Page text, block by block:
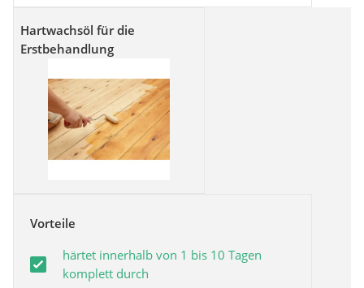
Hartwachsöl für die
Erstbehandlung
Vorteile
härtet innerhalb von 1 bis 10 Tagen
komplett durch